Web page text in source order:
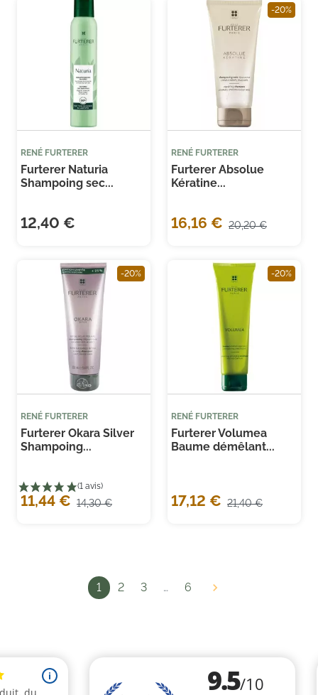
RENÉ FURTERER
Furterer Naturia
Shampoing sec...
12,40 €
-20%
RENÉ FURTERER
Furterer Absolue
Kératine...
16,16 € 20,20 €
-20%
RENÉ FURTERER
Furterer Okara Silver
Shampoing...
11,44 € 14,30 €
-20%
RENÉ FURTERER
Furterer Volumea
Baume démêlant...
17,12 € 21,40 €
1 2 3 … 6 